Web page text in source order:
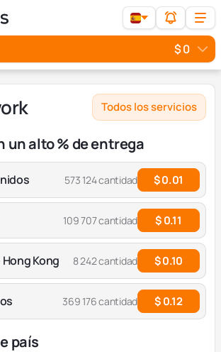
$ 0
Todos los servicios
un alto % de entrega
573 124 cantidad $ 0.01
109 707 cantidad $ 0.11
Kong 8 242 cantidad $ 0.10
369 176 cantidad $ 0.12
país